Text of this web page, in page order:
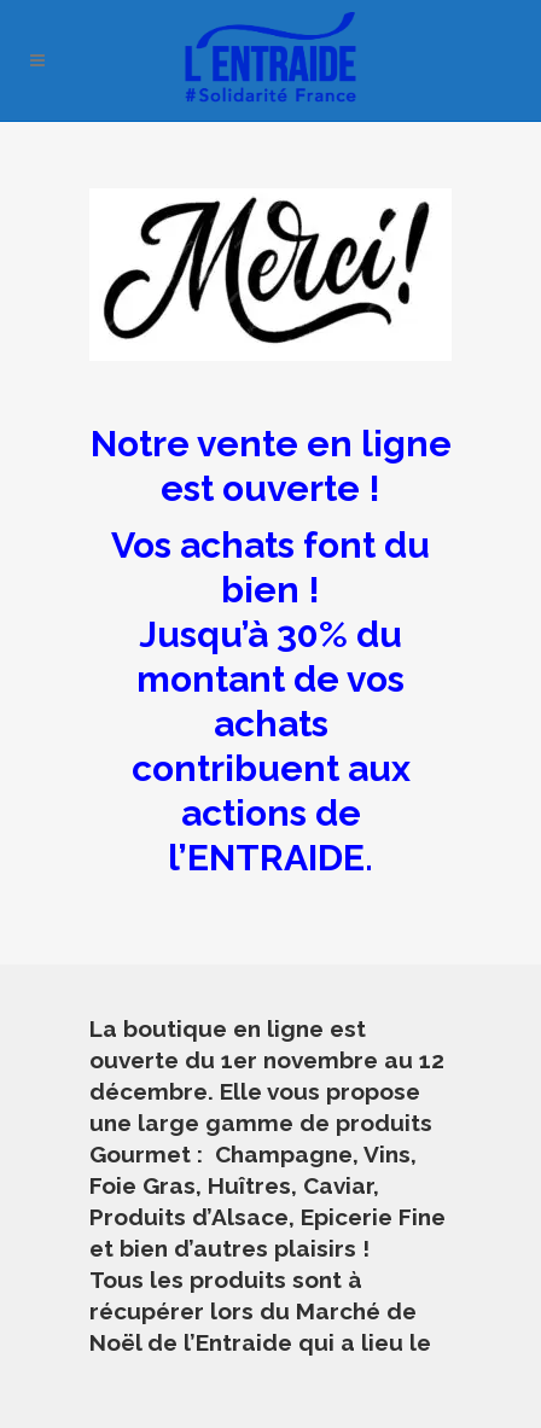
Notre vente en ligne
est ouverte !
Vos achats font du
bien !
Jusqu’à 30% du
montant de vos
achats
contribuent aux
actions de
l’ENTRAIDE.
La boutique en ligne est
ouverte du 1er novembre au 12
décembre. Elle vous propose
une large gamme de produits
Gourmet : Champagne, Vins,
Foie Gras, Huîtres, Caviar,
Produits d’Alsace, Epicerie Fine
et bien d’autres plaisirs !
Tous les produits sont à
récupérer lors du Marché de
Noël de l’Entraide qui a lieu le